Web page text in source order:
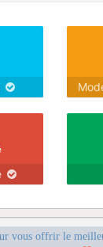
vous offrir le